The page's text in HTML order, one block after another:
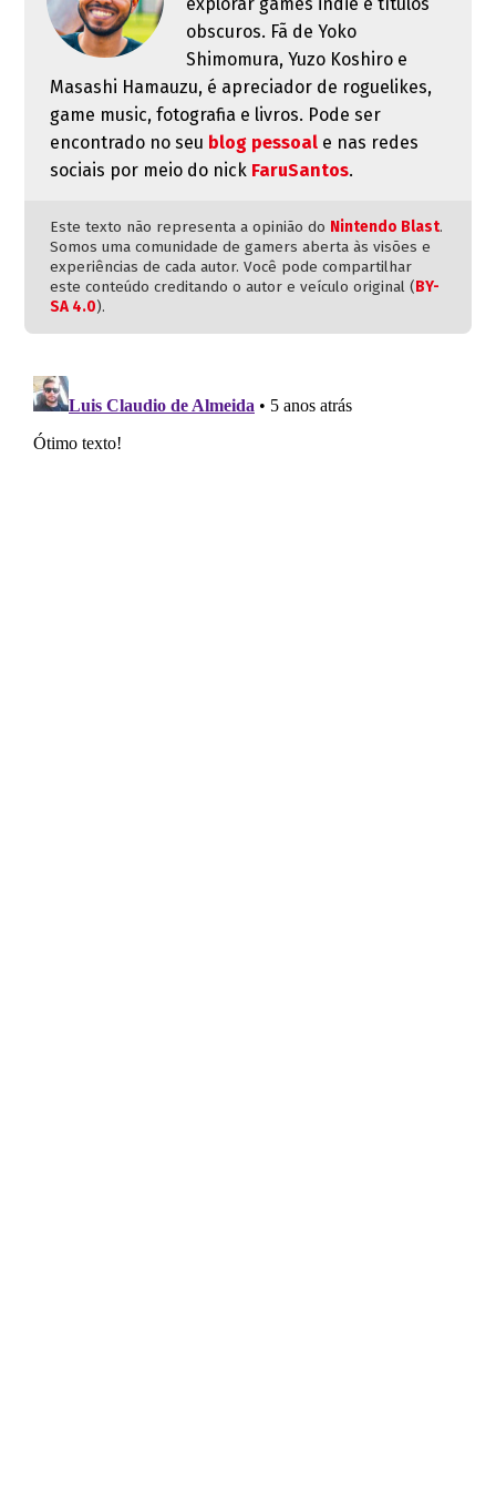
obscuros. Fã de Yoko
Shimomura, Yuzo Koshiro e
Masashi Hamauzu, é apreciador de roguelikes,
game music, fotografia e livros. Pode ser
encontrado no seu blog pessoale nas redes
sociais por meio do nick FaruSantos.
Este texto não representa a opinião do Nintendo Blast.
Somos uma comunidade de gamers aberta às visões e
experiências de cada autor. Você pode compartilhar
este conteúdo creditando o autor e veículo original (BY-
SA 4.0).